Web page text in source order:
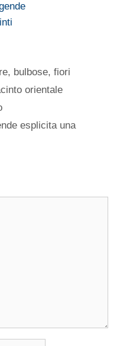
, bulbose,fiori
orientale
esplicita una